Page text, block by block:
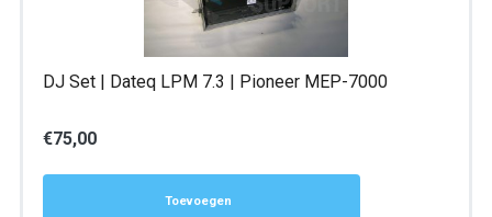
DJ Set | Dateq LPM 7.3 | Pioneer MEP-7000
€75,00
Toevoegen